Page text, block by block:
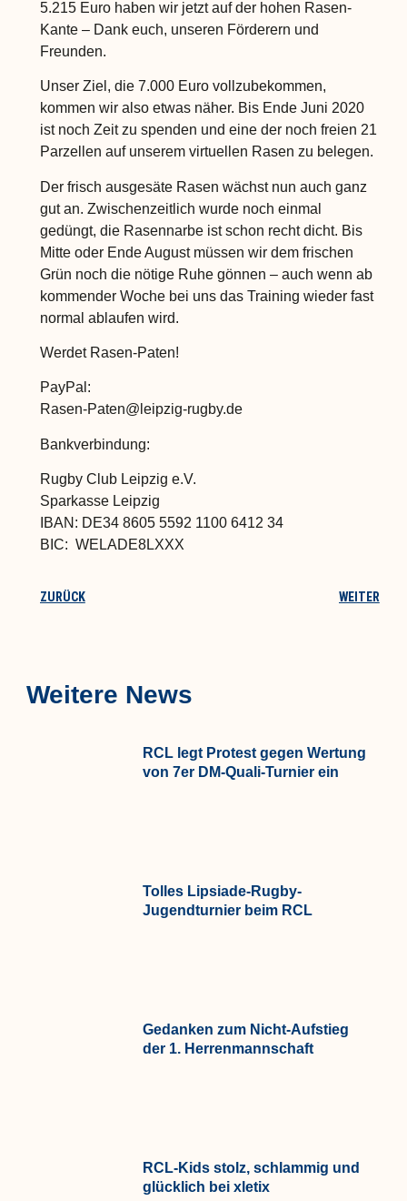
5.215 Euro haben wir jetzt auf der hohen Rasen-
Kante – Dank euch, unseren Förderern und
Freunden.
Unser Ziel, die 7.000 Euro vollzubekommen,
kommen wir also etwas näher. Bis Ende Juni 2020
ist noch Zeit zu spenden und eine der noch freien 21
Parzellen auf unserem virtuellen Rasen zu belegen.
Der frisch ausgesäte Rasen wächst nun auch ganz
gut an. Zwischenzeitlich wurde noch einmal
gedüngt, die Rasennarbe ist schon recht dicht. Bis
Mitte oder Ende August müssen wir dem frischen
Grün noch die nötige Ruhe gönnen – auch wenn ab
kommender Woche bei uns das Training wieder fast
normal ablaufen wird.
Werdet Rasen-Paten!
PayPal:
Rasen-Paten@leipzig-rugby.de
Bankverbindung:
Rugby Club Leipzig e.V.
Sparkasse Leipzig
IBAN: DE34 8605 5592 1100 6412 34
BIC: WELADE8LXXX
ZURÜCK WEITER
Weitere News
RCL legt Protest gegen Wertung
von 7er DM-Quali-Turnier ein
Tolles Lipsiade-Rugby-
Jugendturnier beim RCL
Gedanken zum Nicht-Aufstieg
der 1. Herrenmannschaft
RCL-Kids stolz, schlammig und
glücklich bei xletix